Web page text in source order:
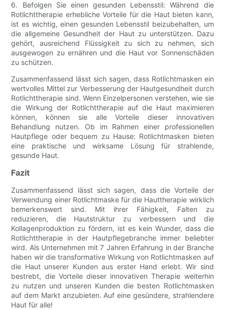
6. Befolgen Sie einen gesunden Lebensstil: Während die
Rotlichttherapie erhebliche Vorteile für die Haut bieten kann,
ist es wichtig, einen gesunden Lebensstil beizubehalten, um
die allgemeine Gesundheit der Haut zu unterstützen. Dazu
gehört, ausreichend Flüssigkeit zu sich zu nehmen, sich
ausgewogen zu ernähren und die Haut vor Sonnenschäden
zu schützen.
Zusammenfassend lässt sich sagen, dass Rotlichtmasken ein
wertvolles Mittel zur Verbesserung der Hautgesundheit durch
Rotlichttherapie sind. Wenn Einzelpersonen verstehen, wie sie
die Wirkung der Rotlichttherapie auf die Haut maximieren
können, können sie alle Vorteile dieser innovativen
Behandlung nutzen. Ob im Rahmen einer professionellen
Hautpflege oder bequem zu Hause: Rotlichtmasken bieten
eine praktische und wirksame Lösung für strahlende,
gesunde Haut.
Fazit
Zusammenfassend lässt sich sagen, dass die Vorteile der
Verwendung einer Rotlichtmaske für die Hauttherapie wirklich
bemerkenswert sind. Mit ihrer Fähigkeit, Falten zu
reduzieren, die Hautstruktur zu verbessern und die
Kollagenproduktion zu fördern, ist es kein Wunder, dass die
Rotlichttherapie in der Hautpflegebranche immer beliebter
wird. Als Unternehmen mit 7 Jahren Erfahrung in der Branche
haben wir die transformative Wirkung von Rotlichtmasken auf
die Haut unserer Kunden aus erster Hand erlebt. Wir sind
bestrebt, die Vorteile dieser innovativen Therapie weiterhin
zu nutzen und unseren Kunden die besten Rotlichtmasken
auf dem Markt anzubieten. Auf eine gesündere, strahlendere
Haut für alle!